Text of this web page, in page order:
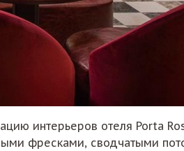
интерьеров отеля Porta
фресками, сводчатыми